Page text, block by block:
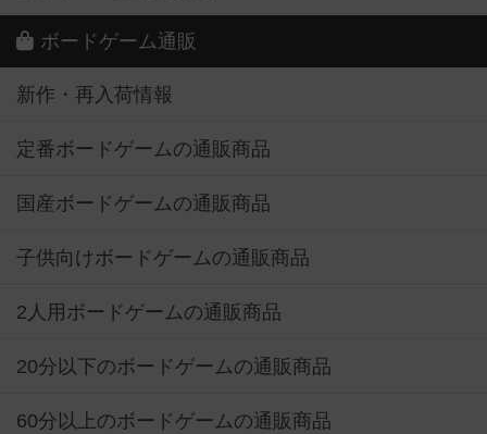
ボードゲーム通販
新作・再入荷情報
定番ボードゲームの通販商品
国産ボードゲームの通販商品
子供向けボードゲームの通販商品
2人用ボードゲームの通販商品
20分以下のボードゲームの通販商品
60分以上のボードゲームの通販商品